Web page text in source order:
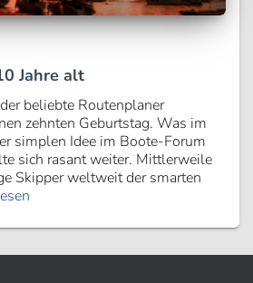
Jahre alt
beliebte Routenplaner
zehnten Geburtstag. Was im
simplen Idee im Boote-Forum
sich rasant weiter. Mittlerweile
Skipper weltweit der smarten